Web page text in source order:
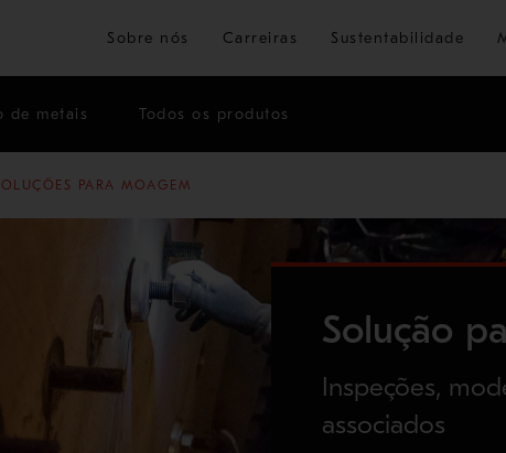
Ir para o conteúdo principal
Sobre nós Carreiras Sustentabilidade
de metais Todos os produtos
PARA MOAGEM
Solução
Inspeções,
associados